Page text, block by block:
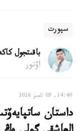
سپورت
باقىتجول
اۆتور
14:40, 05 تامىز 2026
داستان